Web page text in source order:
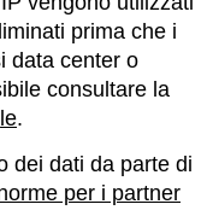
prima che i
data center o
consultare la
.
dei dati da parte di
per i partner